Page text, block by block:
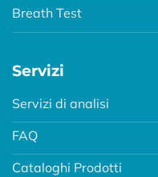
Breath Test
Servizi
Servizi di analisi
FAQ
Cataloghi Prodotti